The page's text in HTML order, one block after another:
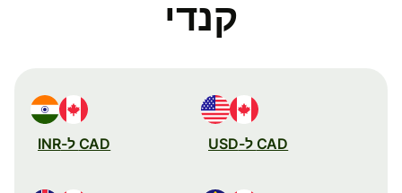
קנדי
CAD ל-USD CAD ל-INR